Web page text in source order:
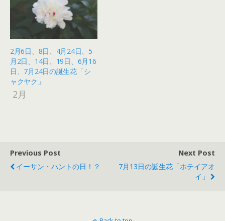
2月6日、8日、4月24日、5
月2日、14日、19日、6月16
日、7月24日の誕生花「シ
ャクヤク」
2月
Previous Post
イーサン・ハントの日！？
Next Post
7月13日の誕生花「ホテイアオ
イ」